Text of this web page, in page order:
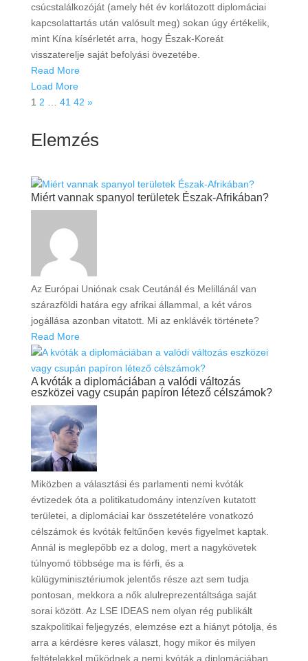
csúcstalálkozóját (amely hét év korlátozott diplomáciai
kapcsolattartás után valósult meg) sokan úgy értékelik,
mint Kína kísérletét arra, hogy Észak-Koreát
visszaterelje saját befolyási övezetébe.
Read More
Load More
1 2 41 42 »
Elemzés
Miért vannak spanyol területek Észak-Afrikában?
Az Európai Uniónak csak Ceutánál és Melillánál van
szárazföldi határa egy afrikai állammal, a két város
jogállása azonban vitatott. Mi az enklávék története?
Read More
A kvóták a diplomáciában a valódi változás
eszközei vagy csupán papíron létező célszámok?
Miközben a választási és parlamenti nemi kvóták
évtizedek óta a politikatudomány intenzíven kutatott
területei, a diplomáciai kar összetételére vonatkozó
célszámok és kvóták feltűnően kevés figyelmet kaptak.
Annál is meglepőbb ez a dolog, mert a nagykövetek
túlnyomó többsége ma is férfi, és a
külügyminisztériumok jelentős része azt sem tudja
pontosan, mekkora a nők alulreprezentáltsága saját
sorai között. Az LSE IDEAS nem olyan rég publikált
szakpolitikai feljegyzés, elemzése ezt a hiányt pótolja, és
arra a kérdésre keres választ, hogy mikor és milyen
feltételekkel működnek a nemi kvóták a diplomáciában.